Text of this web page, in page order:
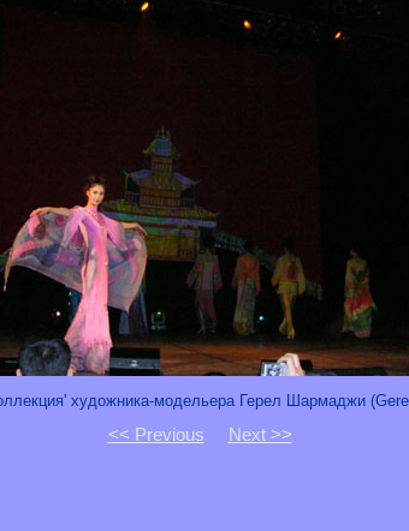
художника-модельера Герел Шармаджи
<< Previous Next >>